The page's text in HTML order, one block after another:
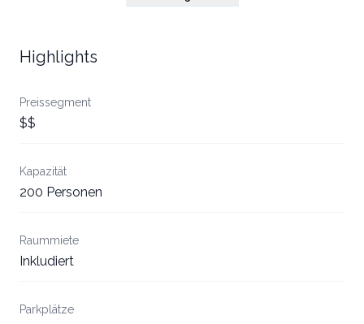
Highlights
Preissegment
$$
Kapazität
200 Personen
Raummiete
Inkludiert
Parkplätze